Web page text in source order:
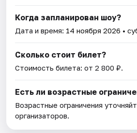
Когда запланирован шоу?
Дата и время: 14 ноября 2026 •
Сколько стоит билет?
Стоимость билета: от 2 800 ₽.
Есть ли возрастные
Возрастные ограничения
организаторов.